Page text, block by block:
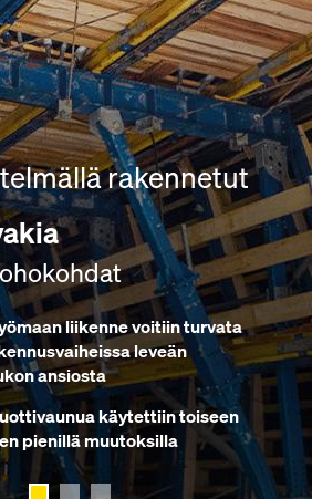
rakennetut
liikenne voitiin turvata
leveän
ansiosta
käytettiin toiseen
pienillä muutoksilla
rakennetut
| Sveitsi
pyöreästä
suorakulmaiseen
rakennetut
käyttö molempiin
liikenteessä
ajosuuntaan